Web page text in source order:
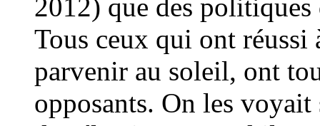
2012) que des
Tous ceux qui ont
parvenir au soleil, ont
opposants. On les